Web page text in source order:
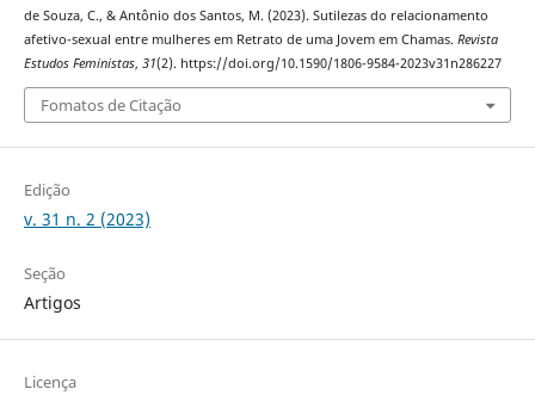
de Souza, C., & Antônio dos Santos, M. (2023). Sutilezas do relacionamento
afetivo-sexual entre mulheres em Retrato de uma Jovem em Chamas. Revista
Estudos Feministas, 31(2). https://doi.org/10.1590/1806-9584-2023v31n286227
Fomatos de Citação
Edição
v. 31 n. 2 (2023)
Seção
Artigos
Licença